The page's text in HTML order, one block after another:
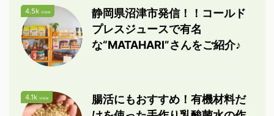
4.5k view
静岡県沼津市発信！！コールド
プレスジュースで有名
な“MATAHARI”さんをご紹介♪
4.1k view
腸活にもおすすめ！有機材料だ